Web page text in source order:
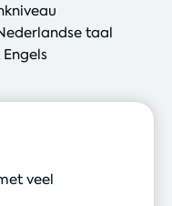
taal
veel